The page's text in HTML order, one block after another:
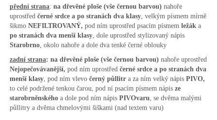
přední strana: na dřevěné ploše (vše černou barvou) nahoře
uprostřed černé srdce a po stranách dva klasy , velkým písmem mírně
šikmo NEFILTROVANÝ, pod ním uprostřed psacím písmem ležák a
po stranách dva menší klasy , dole uprostřed stylizovaný nápis
Starobrno , okolo nahoře a dole dva tenké černé oblouky
zadní strana: na dřevěné ploše (vše černou barvou) nahoře uprostřed
Nejopečovávanější, pod ním uprostřed černé srdce a po stranách dva
menší klasy , pod ním vlevo černý půllitr a za ním velký nápis PIVO,
to celé podržené tenkou čarou, pod ní psacím písmem nápis ze
starobrněnského a dole pod ním nápis PIVOvaru , se dvěma malými
půllitry a dvěma chmelovými šiškami (nad textem varu)